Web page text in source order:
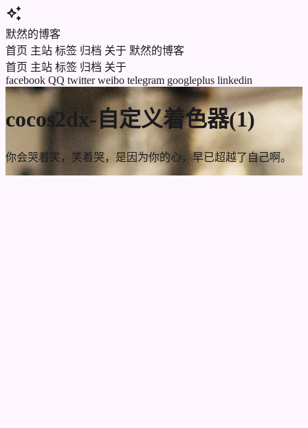
auto_awesome
默然的博客
首页 主站 标签 归档 关于 默然的博客
首页 主站 标签 归档 关于
facebook QQ twitter weibo telegram googleplus linkedin
cocos2dx-自定义着色器(1)
你会哭着笑，笑着哭，是因为你的心，早已超越了自己啊。